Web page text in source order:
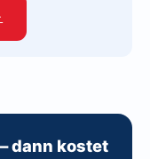
dann kostet